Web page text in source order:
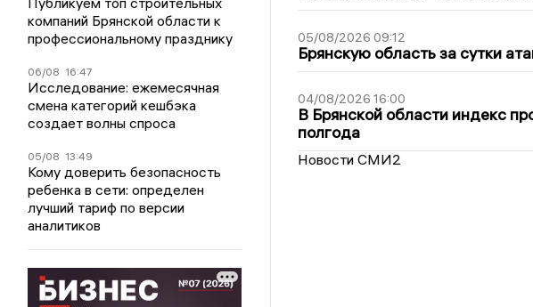
компаний Брянской области к
профессиональному празднику
06/08 16:47
Исследование: ежемесячная
смена категорий кешбэка
создает волны спроса
05/08 13:49
Кому доверить безопасность
ребенка в сети: определен
лучший тариф по версии
аналитиков
05/08/2026 09:12
Брянскую область за сутки
04/08/2026 16:00
В Брянской области индекс
полгода
Новости СМИ2